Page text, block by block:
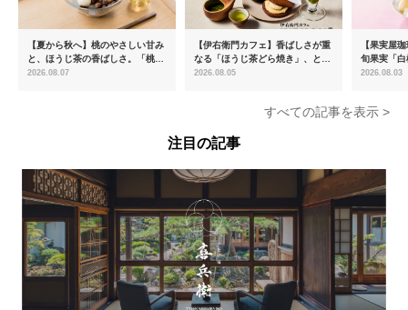
【夏から秋へ】桃のやさしい甘み
と、ほうじ茶の香ばしさ。「桃と
ほうじ茶のあんみつ」を8月中旬
2026.08.07
【伊右衛門カフェ】香ばしさが重
なる「ほうじ茶どら焼き」、とろ
ける「宇治抹茶ティラミス」が新
2026.08.05
【果実屋
旬果実「
限定販売
2026.08.03
すべての記事を表示 >
注目の記事